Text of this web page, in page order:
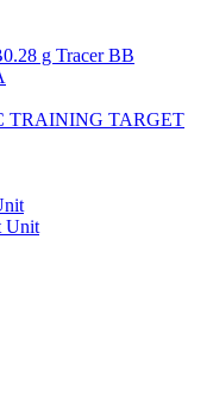
0.28 g Tracer BB
TRAINING TARGET
Unit